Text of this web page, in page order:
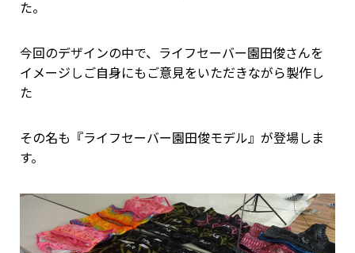
た。
今回のデザインの中で、ライフセーバー園田俊さんを
イメージしご自身にもご意見をいただきながら製作し
た
その名も『ライフセーバー園田俊モデル』が登場しま
す。